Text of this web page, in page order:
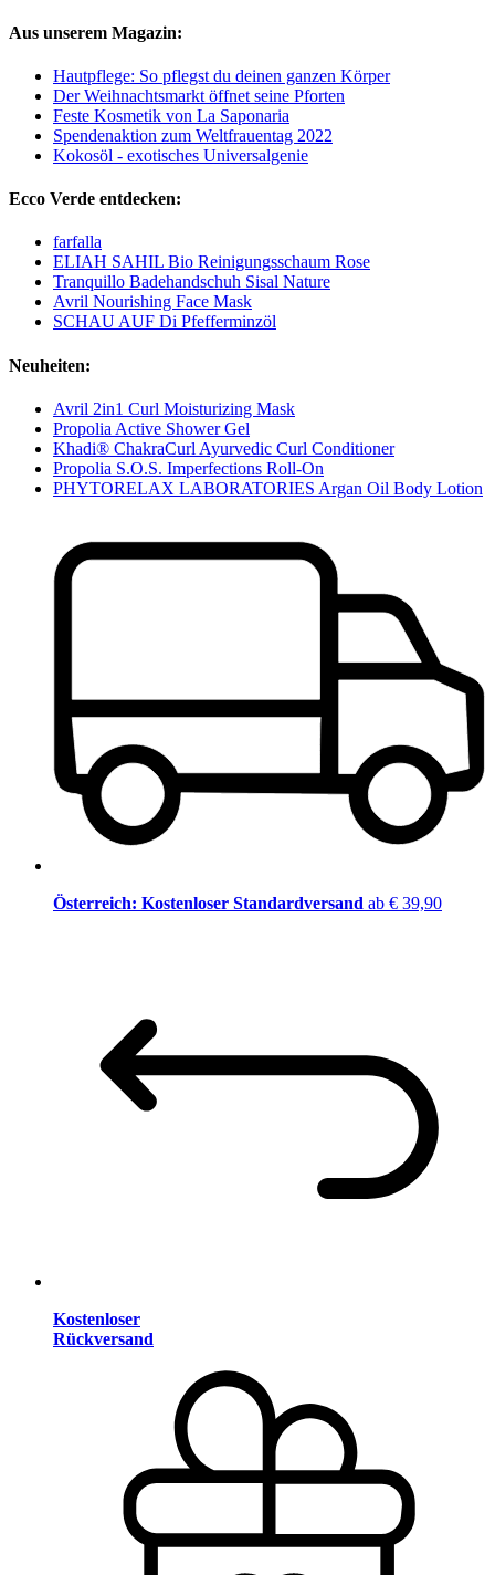
Aus unserem Magazin:
Hautpflege: So pflegst du deinen ganzen Körper
Der Weihnachtsmarkt öffnet seine Pforten
Feste Kosmetik von La Saponaria
Spendenaktion zum Weltfrauentag 2022
Kokosöl - exotisches Universalgenie
Ecco Verde entdecken:
farfalla
ELIAH SAHIL Bio Reinigungsschaum Rose
Tranquillo Badehandschuh Sisal Nature
Avril Nourishing Face Mask
SCHAU AUF Di Pfefferminzöl
Neuheiten:
Avril 2in1 Curl Moisturizing Mask
Propolia Active Shower Gel
Khadi® ChakraCurl Ayurvedic Curl Conditioner
Propolia S.O.S. Imperfections Roll-On
PHYTORELAX LABORATORIES Argan Oil Body Lotion
Österreich: Kostenloser Standardversand ab € 39,90
Kostenloser
Rückversand